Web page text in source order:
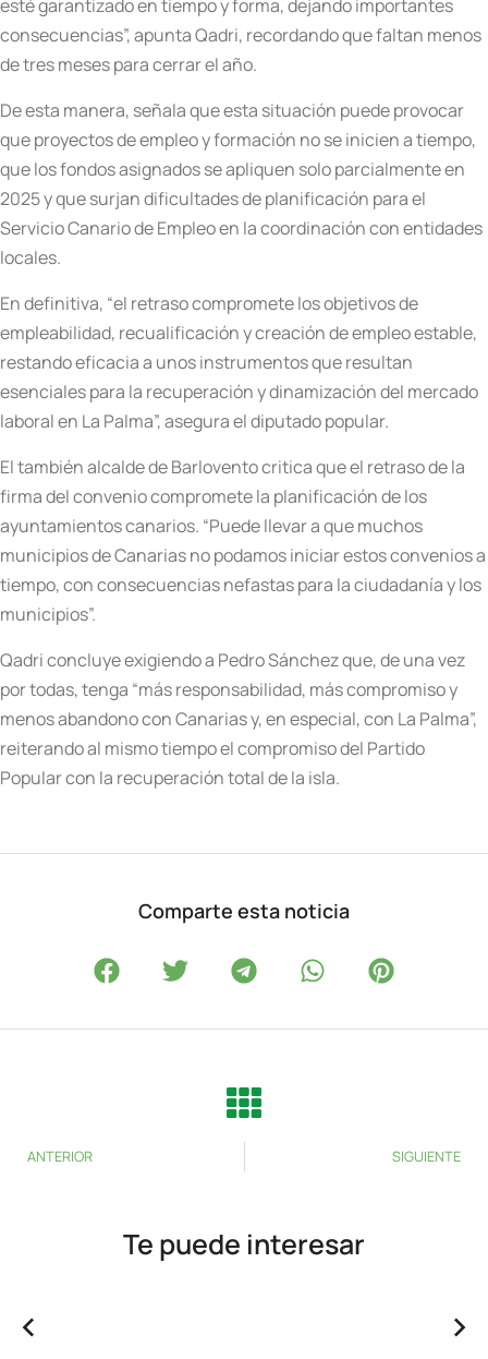
esté garantizado en tiempo y forma, dejando importantes
consecuencias”, apunta Qadri, recordando que faltan menos
de tres meses para cerrar el año.
De esta manera, señala que esta situación puede provocar
que proyectos de empleo y formación no se inicien a tiempo,
que los fondos asignados se apliquen solo parcialmente en
2025 y que surjan dificultades de planificación para el
Servicio Canario de Empleo en la coordinación con entidades
locales.
En definitiva, “el retraso compromete los objetivos de
empleabilidad, recualificación y creación de empleo estable,
restando eficacia a unos instrumentos que resultan
esenciales para la recuperación y dinamización del mercado
laboral en La Palma”, asegura el diputado popular.
El también alcalde de Barlovento critica que el retraso de la
firma del convenio compromete la planificación de los
ayuntamientos canarios. “Puede llevar a que muchos
municipios de Canarias no podamos iniciar estos convenios a
tiempo, con consecuencias nefastas para la ciudadanía y los
municipios”.
Qadri concluye exigiendo a Pedro Sánchez que, de una vez
por todas, tenga “más responsabilidad, más compromiso y
menos abandono con Canarias y, en especial, con La Palma”,
reiterando al mismo tiempo el compromiso del Partido
Popular con la recuperación total de la isla.
Comparte esta noticia
ANTERIOR SIGUIENTE
Te puede interesar